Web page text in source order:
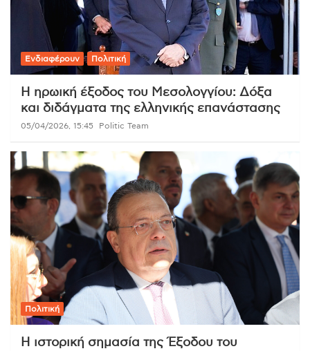
Ενδιαφέρουν Πολιτική
Η ηρωική έξοδος του Μεσολογγίου: Δόξα
και διδάγματα της ελληνικής επανάστασης
05/04/2026, 15:45 Politic Team
Πολιτική
Η ιστορική σημασία της Έξοδου του